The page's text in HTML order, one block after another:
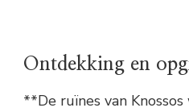
Ontdekking en
**De ruïnes van